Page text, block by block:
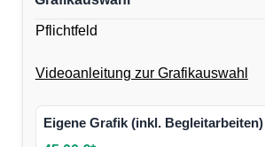
Pflichtfeld
Videoanleitung zur Grafikauswahl
Eigene Grafik (inkl. Begleitarbeiten)